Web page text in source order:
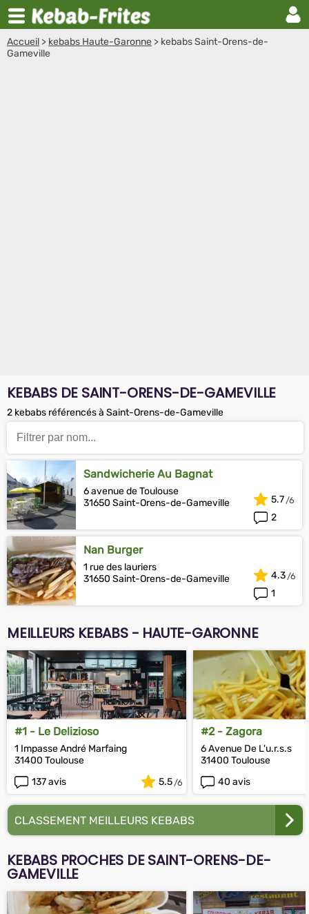
Accueil > kebabs Haute-Garonne > kebabs Saint-Orens-de-
Gameville
KEBABS DE SAINT-ORENS-DE-GAMEVILLE
2 kebabs référencés à Saint-Orens-de-Gameville
Sandwicherie Au Bagnat
6 avenue de Toulouse
31650 Saint-Orens-de-Gameville
2
5.7
Nan Burger
1 rue des lauriers
31650 Saint-Orens-de-Gameville
1
4.3
MEILLEURS KEBABS - HAUTE-GARONNE
#1 - Le Delizioso
1 Impasse André Marfaing
31400 Toulouse
137 avis
5.5
#2 - Zagora
6 Avenue De L'u.r.s.s
31400 Toulouse
40 avis
CLASSEMENT MEILLEURS KEBABS
KEBABS PROCHES DE SAINT-ORENS-DE-
GAMEVILLE